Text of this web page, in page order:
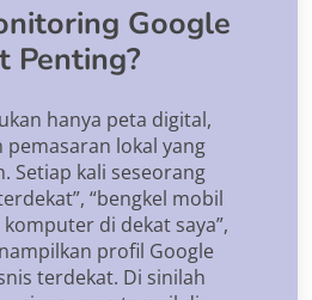
Google
Penting?
hanya peta digital,
lokal yang
Setiap kali seseorang
“bengkel mobil
di dekat saya”,
profil Google
terdekat. Di sinilah